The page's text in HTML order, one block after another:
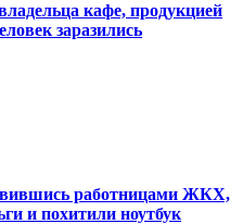
кафе, продукцией
заразились
работницами ЖКХ,
и похитили ноутбук